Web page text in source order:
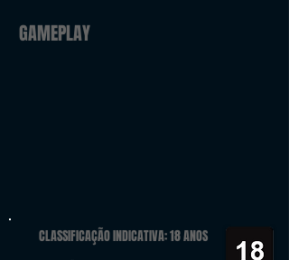
GAMEPLAY
CLASSIFICAÇÃO INDICATIVA: 18 ANOS